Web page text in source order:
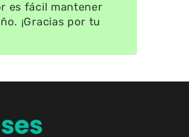
es fácil mantener
¡Gracias por tu